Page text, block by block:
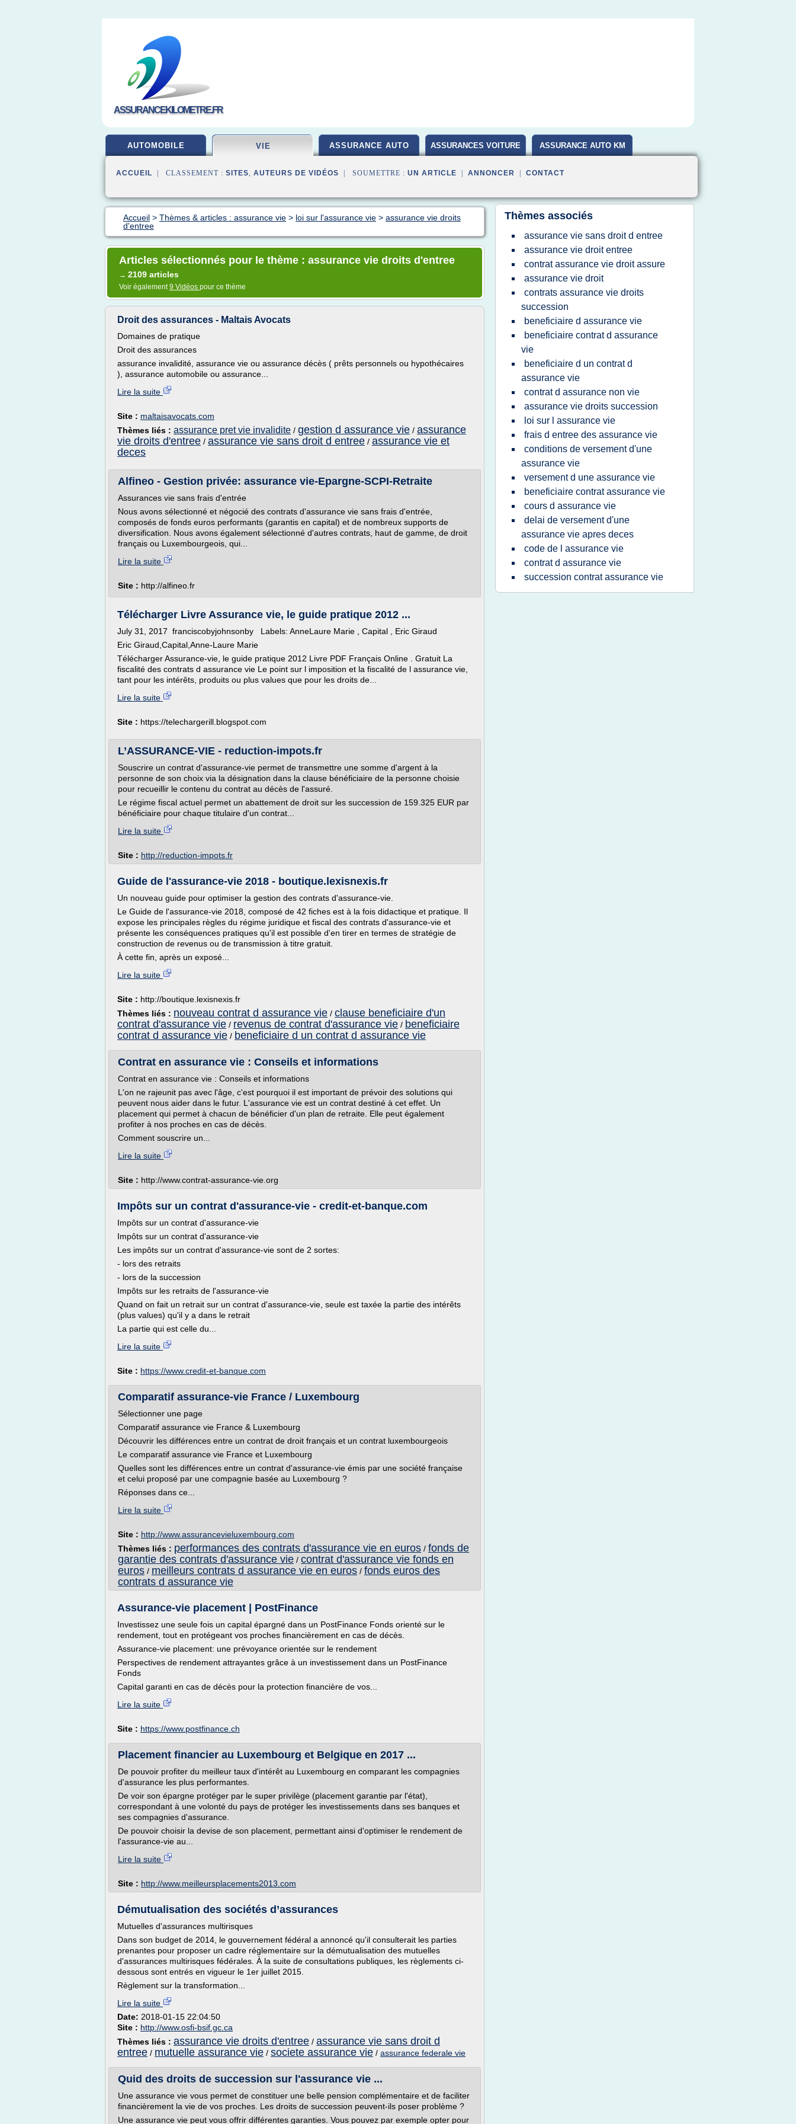
ASSURANCEKILOMETRE.FR
AUTOMOBILE VIE ASSURANCE AUTO ASSURANCES VOITURE ASSURANCE AUTO KM
ACCUEIL | CLASSEMENT : SITES, AUTEURS DE VIDÉOS | SOUMETTRE : UN ARTICLE ANNONCER CONTACT
Accueil > Thèmes & articles : assurance vie > loi sur l'assurance vie > assurance vie droits
d'entree
Articles sélectionnés pour le thème : assurance vie droits d'entree
→ 2109 articles
Voir également9 Vidéos pour ce thème
Droit des assurances - Maltais Avocats
Domaines de pratique
Droit des assurances
assurance invalidité, assurance vie ou assurance décès ( prêts personnels ou hypothécaires
), assurance automobile ou assurance...
Lire la suite
Site : maltaisavocats.com
Thèmes liés : assurance pret vie invalidite / gestion d assurance vie / assurance
vie droits d'entree / assurance vie sans droit d entree / assurance vie et
deces
Alfineo - Gestion privée: assurance vie-Epargne-SCPI-Retraite
Assurances vie sans frais d'entrée
Nous avons sélectionné et négocié des contrats d'assurance vie sans frais d'entrée,
composés de fonds euros performants (garantis en capital) et de nombreux supports de
diversification. Nous avons également sélectionné d'autres contrats, haut de gamme, de droit
français ou Luxembourgeois, qui...
Lire la suite
Site : http://alfineo.fr
Télécharger Livre Assurance vie, le guide pratique 2012 ...
July 31, 2017 franciscobyjohnsonby Labels: AnneLaure Marie , Capital , Eric Giraud
Eric Giraud,Capital,Anne-Laure Marie
Télécharger Assurance-vie, le guide pratique 2012 Livre PDF Français Online . Gratuit La
fiscalité des contrats d assurance vie Le point sur l imposition et la fiscalité de l assurance vie,
tant pour les intérêts, produits ou plus values que pour les droits de...
Lire la suite
Site : https://telechargerill.blogspot.com
L’ASSURANCE-VIE - reduction-impots.fr
Souscrire un contrat d'assurance-vie permet de transmettre une somme d'argent à la
personne de son choix via la désignation dans la clause bénéficiaire de la personne choisie
pour recueillir le contenu du contrat au décès de l'assuré.
Le régime fiscal actuel permet un abattement de droit sur les succession de 159.325 EUR par
bénéficiaire pour chaque titulaire d'un contrat...
Lire la suite
Site : http://reduction-impots.fr
Guide de l'assurance-vie 2018 - boutique.lexisnexis.fr
Un nouveau guide pour optimiser la gestion des contrats d'assurance-vie.
Le Guide de l'assurance-vie 2018, composé de 42 fiches est à la fois didactique et pratique. Il
expose les principales règles du régime juridique et fiscal des contrats d'assurance-vie et
présente les conséquences pratiques qu'il est possible d'en tirer en termes de stratégie de
construction de revenus ou de transmission à titre gratuit.
À cette fin, après un exposé...
Lire la suite
Site : http://boutique.lexisnexis.fr
Thèmes liés : nouveau contrat d assurance vie / clause beneficiaire d'un
contrat d'assurance vie / revenus de contrat d'assurance vie / beneficiaire
contrat d assurance vie / beneficiaire d un contrat d assurance vie
Contrat en assurance vie : Conseils et informations
Contrat en assurance vie : Conseils et informations
L'on ne rajeunit pas avec l'âge, c'est pourquoi il est important de prévoir des solutions qui
peuvent nous aider dans le futur. L'assurance vie est un contrat destiné à cet effet. Un
placement qui permet à chacun de bénéficier d'un plan de retraite. Elle peut également
profiter à nos proches en cas de décès.
Comment souscrire un...
Lire la suite
Site : http://www.contrat-assurance-vie.org
Impôts sur un contrat d'assurance-vie - credit-et-banque.com
Impôts sur un contrat d'assurance-vie
Impôts sur un contrat d'assurance-vie
Les impôts sur un contrat d'assurance-vie sont de 2 sortes:
- lors des retraits
- lors de la succession
Impôts sur les retraits de l'assurance-vie
Quand on fait un retrait sur un contrat d'assurance-vie, seule est taxée la partie des intérêts
(plus values) qu'il y a dans le retrait
La partie qui est celle du...
Lire la suite
Site : https://www.credit-et-banque.com
Comparatif assurance-vie France / Luxembourg
Sélectionner une page
Comparatif assurance vie France & Luxembourg
Découvrir les différences entre un contrat de droit français et un contrat luxembourgeois
Le comparatif assurance vie France et Luxembourg
Quelles sont les différences entre un contrat d'assurance-vie émis par une société française
et celui proposé par une compagnie basée au Luxembourg ?
Réponses dans ce...
Lire la suite
Site : http://www.assurancevieluxembourg.com
Thèmes liés : performances des contrats d'assurance vie en euros / fonds de
garantie des contrats d'assurance vie / contrat d'assurance vie fonds en
euros / meilleurs contrats d assurance vie en euros / fonds euros des
contrats d assurance vie
Assurance-vie placement | PostFinance
Investissez une seule fois un capital épargné dans un PostFinance Fonds orienté sur le
rendement, tout en protégeant vos proches financièrement en cas de décès.
Assurance-vie placement: une prévoyance orientée sur le rendement
Perspectives de rendement attrayantes grâce à un investissement dans un PostFinance
Fonds
Capital garanti en cas de décès pour la protection financière de vos...
Lire la suite
Site : https://www.postfinance.ch
Placement financier au Luxembourg et Belgique en 2017 ...
De pouvoir profiter du meilleur taux d'intérêt au Luxembourg en comparant les compagnies
d'assurance les plus performantes.
De voir son épargne protéger par le super privilège (placement garantie par l'état),
correspondant à une volonté du pays de protéger les investissements dans ses banques et
ses compagnies d'assurance.
De pouvoir choisir la devise de son placement, permettant ainsi d'optimiser le rendement de
l'assurance-vie au...
Lire la suite
Site : http://www.meilleursplacements2013.com
Démutualisation des sociétés d’assurances
Mutuelles d'assurances multirisques
Dans son budget de 2014, le gouvernement fédéral a annoncé qu'il consulterait les parties
prenantes pour proposer un cadre réglementaire sur la démutualisation des mutuelles
d'assurances multirisques fédérales. À la suite de consultations publiques, les règlements ci-
dessous sont entrés en vigueur le 1er juillet 2015.
Règlement sur la transformation...
Lire la suite
Date: 2018-01-15 22:04:50
Site : http://www.osfi-bsif.gc.ca
Thèmes liés : assurance vie droits d'entree / assurance vie sans droit d
entree / mutuelle assurance vie / societe assurance vie / assurance federale vie
Quid des droits de succession sur l'assurance vie ...
Une assurance vie vous permet de constituer une belle pension complémentaire et de faciliter
financièrement la vie de vos proches. Les droits de succession peuvent-ils poser problème ?
Une assurance vie peut vous offrir différentes garanties. Vous pouvez par exemple opter pour
Thèmes associés
assurance vie sans droit d entree
assurance vie droit entree
contrat assurance vie droit assure
assurance vie droit
contrats assurance vie droits
succession
beneficiaire d assurance vie
beneficiaire contrat d assurance
vie
beneficiaire d un contrat d
assurance vie
contrat d assurance non vie
assurance vie droits succession
loi sur l assurance vie
frais d entree des assurance vie
conditions de versement d'une
assurance vie
versement d une assurance vie
beneficiaire contrat assurance vie
cours d assurance vie
delai de versement d'une
assurance vie apres deces
code de l assurance vie
contrat d assurance vie
succession contrat assurance vie